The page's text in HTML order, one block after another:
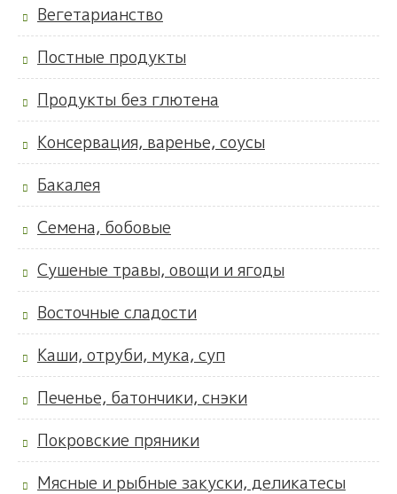
Вегетарианство
Постные продукты
Продукты без глютена
Консервация, варенье, соусы
Бакалея
Семена, бобовые
Сушеные травы, овощи и ягоды
Восточные сладости
Каши, отруби, мука, суп
Печенье, батончики, снэки
Покровские пряники
Мясные и рыбные закуски, деликатесы